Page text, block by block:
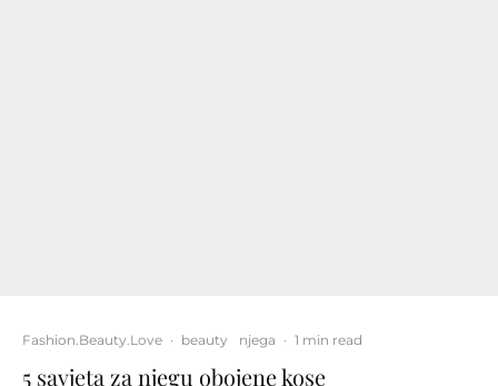
Fashion.Beauty.Love · beauty njega · 1 min read
5 savjeta za njegu obojene kose